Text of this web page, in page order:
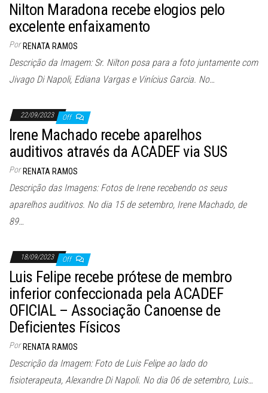
Nilton Maradona recebe elogios pelo
excelente enfaixamento
Por RENATA RAMOS
Descrição da Imagem: Sr. Nilton posa para a foto juntamente com
Jivago Di Napoli, Ediana Vargas e Vinícius Garcia. No…
22/09/2023 Off
Irene Machado recebe aparelhos
auditivos através da ACADEF via SUS
Por RENATA RAMOS
Descrição das Imagens: Fotos de Irene recebendo os seus
aparelhos auditivos. No dia 15 de setembro, Irene Machado, de
89…
18/09/2023 Off
Luis Felipe recebe prótese de membro
inferior confeccionada pela ACADEF
OFICIAL – Associação Canoense de
Deficientes Físicos
Por RENATA RAMOS
Descrição da Imagem: Foto de Luis Felipe ao lado do
fisioterapeuta, Alexandre Di Napoli. No dia 06 de setembro, Luis…